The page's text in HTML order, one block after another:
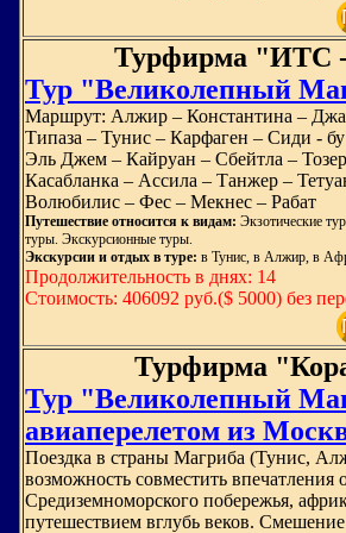
Турфирма "ИТС
Тур "Великолепный
Маршрут: Алжир – Константина –
Типаза – Тунис – Карфаген – Сиди -
Эль Джем – Кайруан – Сбейтла –
Касабланка – Ассила – Танжер –
Волюбилис – Фес – Мекнес – Рабат
Путешествие относится к видам: Экзотические
туры. Экскурсионные туры.
Экскурсии и отдых в туре: в Тунис, в Алжир, в
Продолжительность в днях: 14
Стоимость: 406092 руб.($ 5000) без
Турфирма
Тур "Великолепный
авиаперелетом из
Поездка в страны Магриба (Тунис,
возможность совместить впечатления
Средиземноморского побережья,
путешествием вглубь веков.